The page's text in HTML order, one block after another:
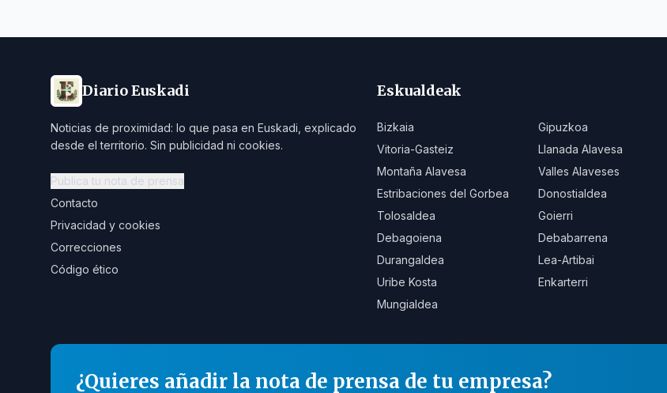
Diario Euskadi
Noticias de proximidad: lo que pasa en Euskadi, explicado
desde el territorio. Sin publicidad ni cookies.
Publica tu nota de prensa
Contacto
Privacidad y cookies
Correcciones
Código ético
Eskualdeak
Bizkaia Gipuzkoa
Vitoria-Gasteiz
Llanada Alavesa
Montaña Alavesa
Valles Alaveses
Estribaciones del Gorbea
Donostialdea
Tolosaldea
Goierri
Debagoiena
Debabarrena
Durangaldea
Lea-Artibai
Uribe Kosta
Enkarterri
Mungialdea
¿Quieres añadir la nota de prensa de tu empresa?